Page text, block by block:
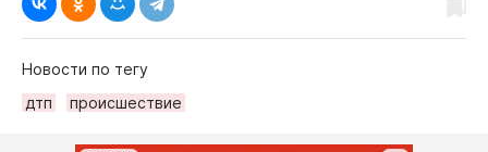
Новости по тегу
дтп
происшествие